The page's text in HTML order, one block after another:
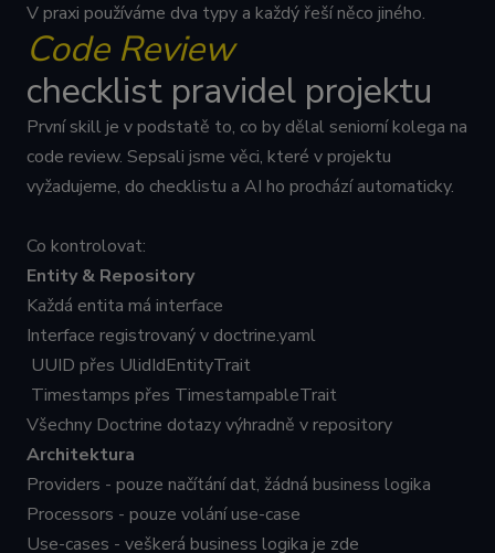
V praxi používáme dva typy a každý řeší něco jiného.
Code Review
checklist pravidel projektu
První skill je v podstatě to, co by dělal seniorní kolega na
code review. Sepsali jsme věci, které v projektu
vyžadujeme, do checklistu a AI ho prochází automaticky.
Co kontrolovat:
Entity & Repository
Každá entita má interface
Interface registrovaný v doctrine.yaml
UUID přes UlidIdEntityTrait
Timestamps přes TimestampableTrait
Všechny Doctrine dotazy výhradně v repository
Architektura
Providers - pouze načítání dat, žádná business logika
Processors - pouze volání use-case
Use-cases - veškerá business logika je zde